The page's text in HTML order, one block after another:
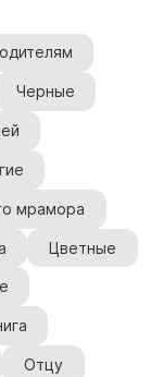
Черные
мрамора
Цветные
Отцу